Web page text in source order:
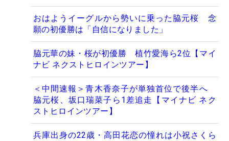
おはようイーグルから勢いに乗った脇元桜 念
願の初優勝は「自信になりました」
脇元華の妹・桜が初優勝 植竹愛海ら2位【マイ
ナビ ネクストヒロインツアー】
＜中間速報＞青木香奈子が単独首位で後半へ
脇元桜、坂口瑞菜子ら1差追走【マイナビ ネク
ストヒロインツアー】
兵庫出身の22歳・高田花恋の憧れは小祝さくら